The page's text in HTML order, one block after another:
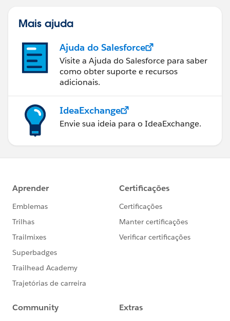
Mais ajuda
Ajuda do Salesforce
Visite a Ajuda do Salesforce para saber
como obter suporte e recursos
adicionais.
IdeaExchange
Envie sua ideia para o IdeaExchange.